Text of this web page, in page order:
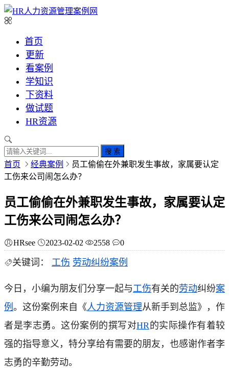
首页
更新
看案例
学知识
下资料
做试题
HR资源
搜 索
首页 经典案例
员工偷偷在外兼职发生事故，家属要认定
工伤来公司闹怎么办？
员工偷偷在外兼职发生事故，家属要认定
工伤来公司闹怎么办？
HRsee 2023-02-02 2558 0
关键词： 工伤 劳动纠纷案例
今日，小编为朋友们分享一起与工伤有关的劳动纠纷案
例 。这份案例来自《人力资源管理从新手到总监》，作
者是李志勇。这份案例的撰写对HR的实际操作有着较
强的指导意义，特分享给有需要的朋友，也感谢作者李
志勇的辛勤劳动。